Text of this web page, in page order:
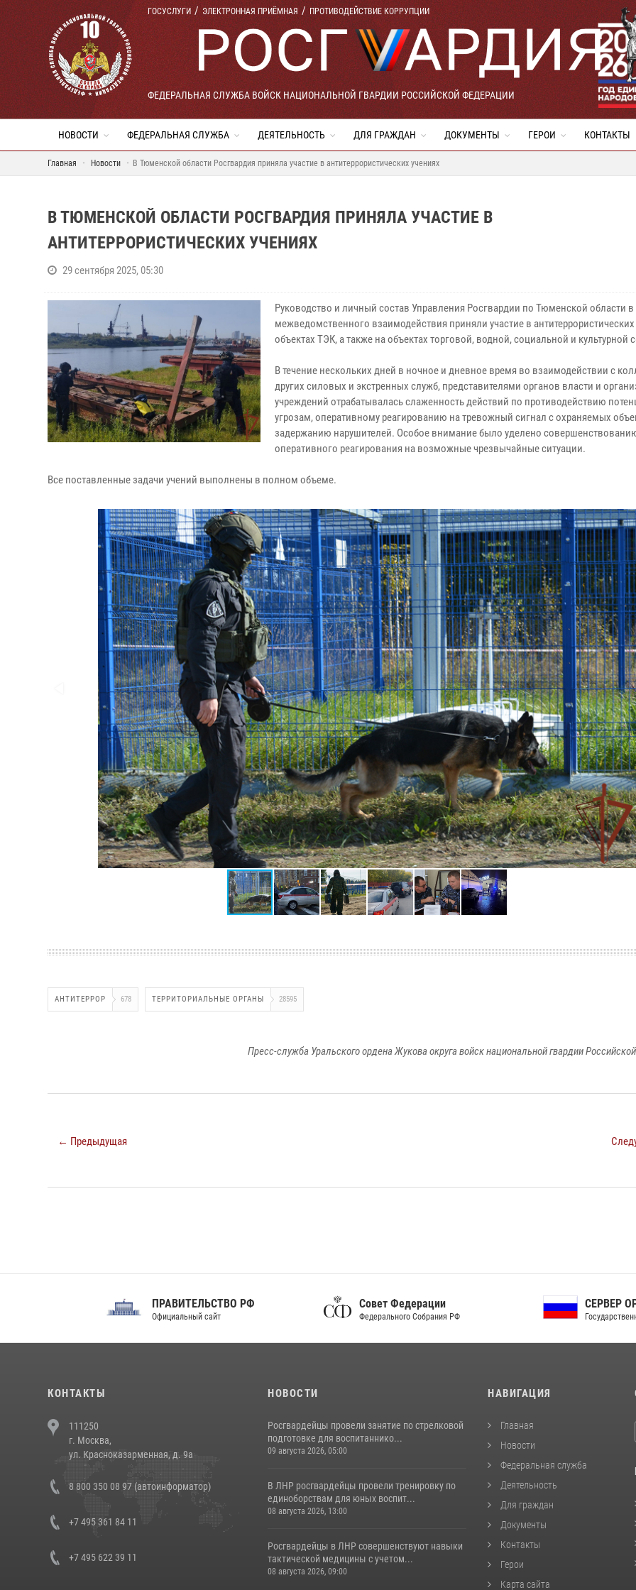
ГОСУСЛУГИ ЭЛЕКТРОННАЯ ПРИЁМНАЯ ПРОТИВОДЕЙСТВИЕ КОРРУПЦИИ
ФЕДЕРАЛЬНАЯ СЛУЖБА ВОЙСК НАЦИОНАЛЬНОЙ ГВАРДИИ РОССИЙСКОЙ ФЕДЕРАЦИИ
НОВОСТИ ФЕДЕРАЛЬНАЯ СЛУЖБА ДЕЯТЕЛЬНОСТЬ ДЛЯ ГРАЖДАН ДОКУМЕНТЫ ГЕРОИ КОНТАКТЫ
Главная Новости В Тюменской области Росгвардия приняла участие в антитеррористических учениях
В ТЮМЕНСКОЙ ОБЛАСТИ РОСГВАРДИЯ ПРИНЯЛА УЧАСТИЕ В
АНТИТЕРРОРИСТИЧЕСКИХ УЧЕНИЯХ
29 сентября 2025, 05:30
Руководство и личный состав Управления Росгвардии по Тюменской области в
межведомственного взаимодействия приняли участие в антитеррористических
объектах ТЭК, а также на объектах торговой, водной, социальной и культурной
В течение нескольких дней в ночное и дневное время во взаимодействии с
других силовых и экстренных служб, представителями органов власти и
учреждений отрабатывалась слаженность действий по противодействию
угрозам, оперативному реагированию на тревожный сигнал с охраняемых
задержанию нарушителей. Особое внимание было уделено
оперативного реагирования на возможные чрезвычайные ситуации.
Все поставленные задачи учений выполнены в полном объеме.
АНТИТЕРРОР 678 ТЕРРИТОРИАЛЬНЫЕ ОРГАНЫ 28595
Пресс-служба Уральского ордена Жукова округа войск национальной гвардии
← Предыдущая
ПРАВИТЕЛЬСТВО РФ
Официальный сайт
Совет Федерации
Федерального Собрания РФ
СЕРВЕР ОРГАНОВ
Государственной власти РФ
КОНТАКТЫ
111250
г. Москва,
ул. Красноказарменная, д. 9а
8 800 350 08 97 (автоинформатор)
+7 495 361 84 11
+7 495 622 39 11
НОВОСТИ
Росгвардейцы провели занятие по стрелковой
подготовке для воспитаннико...
09 августа 2026, 05:00
В ЛНР росгвардейцы провели тренировку по
единоборствам для юных воспит...
08 августа 2026, 13:00
Росгвардейцы в ЛНР совершенствуют навыки
тактической медицины с учетом...
08 августа 2026, 09:00
НАВИГАЦИЯ
Главная
Новости
Федеральная служба
Деятельность
Для граждан
Документы
Контакты
Герои
Карта сайта